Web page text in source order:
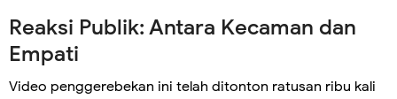
Reaksi Publik: Antara Kecaman dan
Empati
Video penggerebekan ini telah ditonton ratusan ribu kali